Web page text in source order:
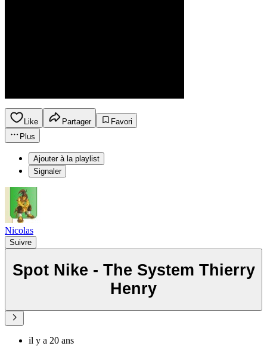
Like Partager
Favori
Plus
Ajouter à la playlist
Signaler
Nicolas
Suivre
Spot Nike - The System Thierry
Henry
il y a 20 ans